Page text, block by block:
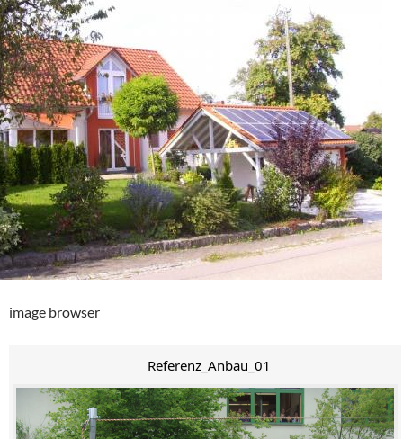
image browser
Referenz_Anbau_01